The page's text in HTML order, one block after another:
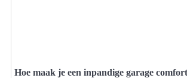
Hoe maak je een inpandige garage